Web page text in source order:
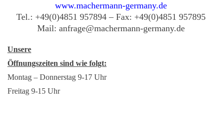
www.machermann-germany.de
Tel.: +49(0)4851 957894 – Fax: +49(0)4851 957895
Mail: anfrage@machermann-germany.de
Unsere
Öffnungszeiten sind wie folgt:
Montag – Donnerstag 9-17 Uhr
Freitag 9-15 Uhr